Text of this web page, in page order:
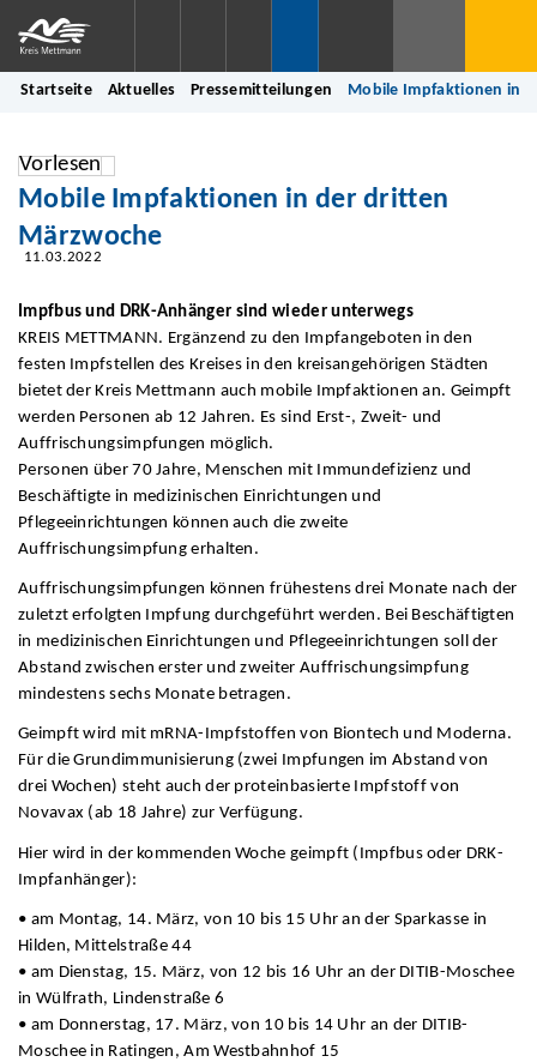
Startseite Aktuelles Pressemitteilungen Mobile Impfaktionen in
Vorlesen
Mobile Impfaktionen in der dritten
Märzwoche
11.03.2022
Impfbus und DRK-Anhänger sind wieder unterwegs
KREIS METTMANN. Ergänzend zu den Impfangeboten in den
festen Impfstellen des Kreises in den kreisangehörigen Städten
bietet der Kreis Mettmann auch mobile Impfaktionen an. Geimpft
werden Personen ab 12 Jahren. Es sind Erst-, Zweit- und
Auffrischungsimpfungen möglich.
Personen über 70 Jahre, Menschen mit Immundefizienz und
Beschäftigte in medizinischen Einrichtungen und
Pflegeeinrichtungen können auch die zweite
Auffrischungsimpfung erhalten.
Auffrischungsimpfungen können frühestens drei Monate nach der
zuletzt erfolgten Impfung durchgeführt werden. Bei Beschäftigten
in medizinischen Einrichtungen und Pflegeeinrichtungen soll der
Abstand zwischen erster und zweiter Auffrischungsimpfung
mindestens sechs Monate betragen.
Geimpft wird mit mRNA-Impfstoffen von Biontech und Moderna.
Für die Grundimmunisierung (zwei Impfungen im Abstand von
drei Wochen) steht auch der proteinbasierte Impfstoff von
Novavax (ab 18 Jahre) zur Verfügung.
Hier wird in der kommenden Woche geimpft (Impfbus oder DRK-
Impfanhänger):
• am Montag, 14. März, von 10 bis 15 Uhr an der Sparkasse in
Hilden, Mittelstraße 44
• am Dienstag, 15. März, von 12 bis 16 Uhr an der DITIB-Moschee
in Wülfrath, Lindenstraße 6
• am Donnerstag, 17. März, von 10 bis 14 Uhr an der DITIB-
Moschee in Ratingen, Am Westbahnhof 15